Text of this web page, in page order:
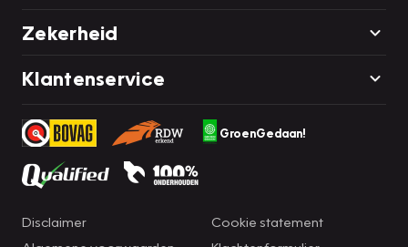
Zekerheid
Klantenservice
GroenGedaan!
Disclaimer
Cookie statement